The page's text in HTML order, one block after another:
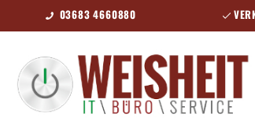
Hauptinhalt springen
Zur Suche springen
Zur Hauptnavigation springen
03683 4660880